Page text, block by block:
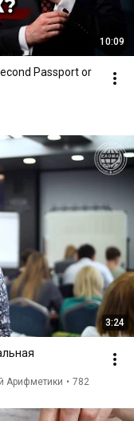
10:09
Passport or
3:24
Арифметики • 782